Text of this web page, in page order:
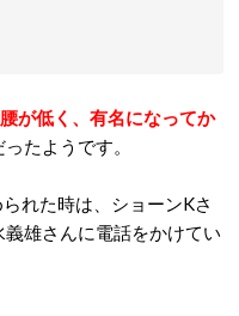
腰が低く、有名になってか
たようです。
れた時は、ショーンKさ
雄さんに電話をかけてい